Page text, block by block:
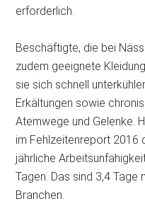
erforderlich.
Beschäftigte, die bei
zudem geeignete
sie sich schnell
Erkältungen sowie
Atemwege und Gelenke.
im Fehlzeitenreport 2016
jährliche
Tagen. Das sind 3,4 Tage
Branchen.